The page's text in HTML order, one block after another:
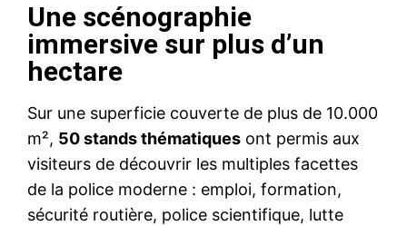
Une scénographie
immersive sur plus d’un
hectare
Sur une superficie couverte de plus de 10.000
m², 50 stands thématiques ont permis aux
visiteurs de découvrir les multiples facettes
de la police moderne : emploi, formation,
sécurité routière, police scientifique, lutte